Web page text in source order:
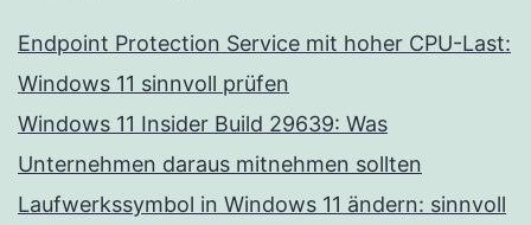
Endpoint Protection Service mit hoher CPU-Last:
Windows 11 sinnvoll prüfen
Windows 11 Insider Build 29639: Was
Unternehmen daraus mitnehmen sollten
Laufwerkssymbol in Windows 11 ändern: sinnvoll